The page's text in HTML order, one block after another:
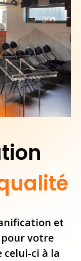
et
votre
celui-ci à la